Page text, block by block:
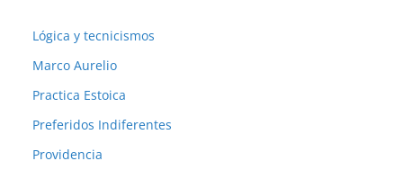
Lógica y tecnicismos
Marco Aurelio
Practica Estoica
Preferidos Indiferentes
Providencia